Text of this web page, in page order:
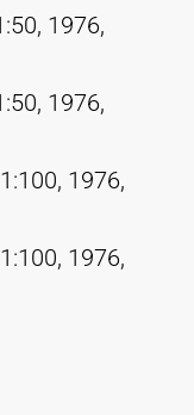
1976,
1976,
1976,
1976,